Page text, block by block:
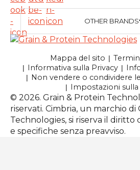
OTHER BRANDS
Mappa del sito
Informativa sulla Privacy
Non vendere o condividere
Impostazioni
© 2026. Grain & Protein
riservati. Cimbria, un marchio di
Technologies, si riserva il diritto
e specifiche senza preavviso.